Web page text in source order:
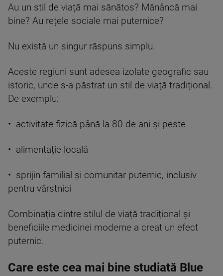
Au un stil de viață mai sănătos? Mănâncă mai
bine? Au rețele sociale mai puternice?
Nu există un singur răspuns simplu.
Aceste regiuni sunt adesea izolate geografic sau
istoric, unde s-a păstrat un stil de viață tradițional.
De exemplu:
• activitate fizică până la 80 de ani și peste
• alimentație locală
• sprijin familial și comunitar puternic, inclusiv
pentru vârstnici
Combinația dintre stilul de viață tradițional și
beneficiile medicinei moderne a creat un efect
puternic.
Care este cea mai bine studiată Blue